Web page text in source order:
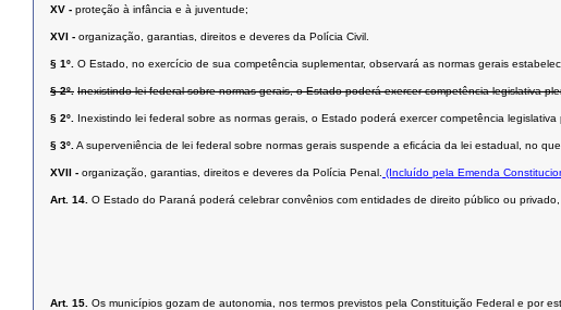
XV - proteção à infância e à juventude;
XVI - organização, garantias, direitos e deveres da Polícia Civil.
§ 1º. O Estado, no exercício de sua competência suplementar, observará as normas gerais
§ 2º. Inexistindo lei federal sobre normas gerais, o Estado poderá exercer competência legislativa
§ 2º. Inexistindo lei federal sobre as normas gerais, o Estado poderá exercer competência
§ 3º. A superveniência de lei federal sobre normas gerais suspende a eﬁcácia da lei estadual, no
XVII - organização, garantias, direitos e deveres da Polícia Penal. (Incluído pela Emenda
Art. 14. O Estado do Paraná poderá celebrar convênios com entidades de direito público ou
Art. 15. Os municípios gozam de autonomia, nos termos previstos pela Constituição Federal e por